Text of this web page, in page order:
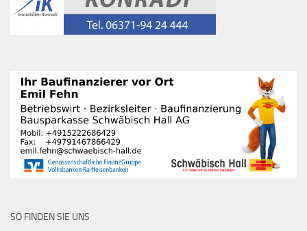
SO FINDEN SIE UNS